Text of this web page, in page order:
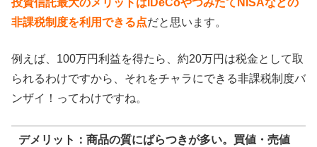
非課税制度を利用できる点だと思います。
例えば、100万円利益を得たら、約20万円は税金として取
られるわけですから、それをチャラにできる非課税制度バ
ンザイ！ってわけですね。
デメリット：商品の質にばらつきが多い。買値・売値